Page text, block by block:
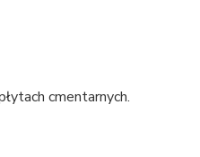
cmentarnych.